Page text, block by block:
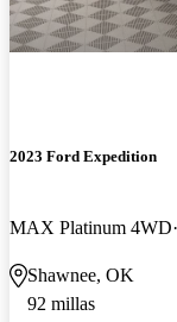
2023 Ford Expedition
MAX Platinum 4WD
Shawnee, OK
92 millas